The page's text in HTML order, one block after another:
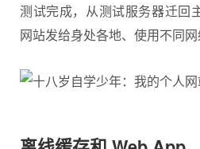
测试完成，从测试服务器迁回
网站发给身处各地、使用不同网